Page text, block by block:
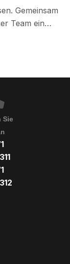
Gemeinsam
Team ein
gemeinsam zu
Sie